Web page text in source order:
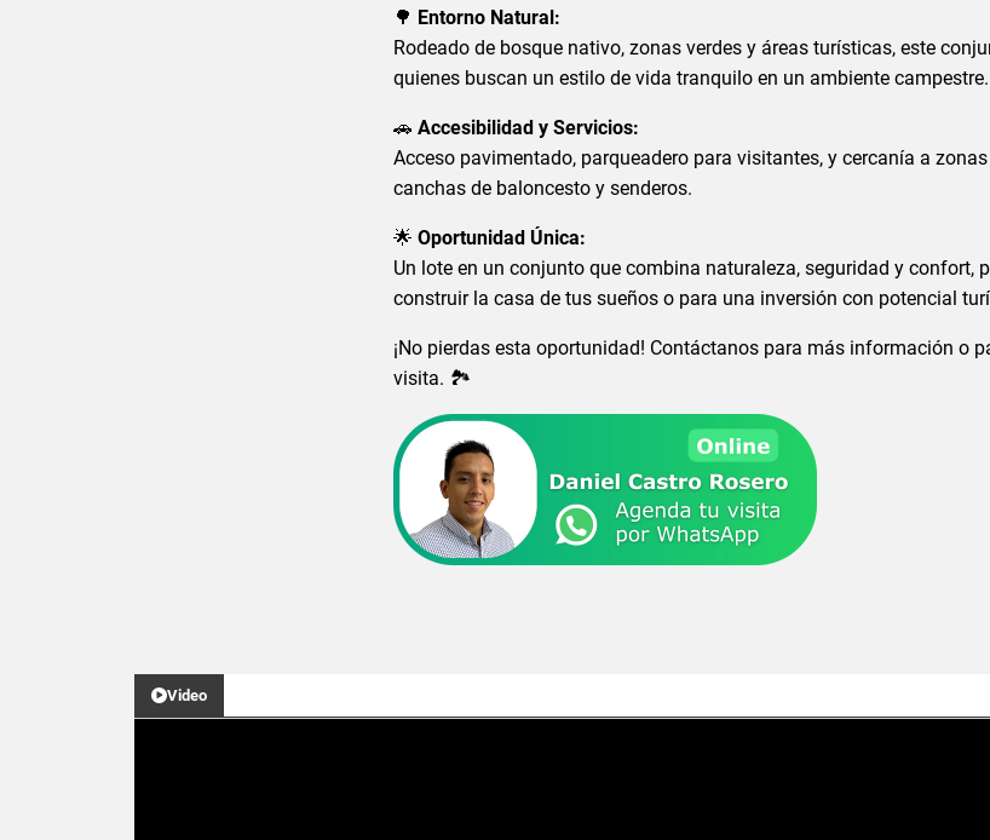
🌳 Entorno Natural:
Rodeado de bosque nativo, zonas verdes y áreas turísticas, este
quienes buscan un estilo de vida tranquilo en un ambiente campestre.
🚗Accesibilidad y Servicios:
Acceso pavimentado, parqueadero para visitantes, y cercanía a
canchas de baloncesto y senderos.
🌟Oportunidad Única:
Un lote en un conjunto que combina naturaleza, seguridad y confort,
construir la casa de tus sueños o para una inversión con potencial
¡No pierdas esta oportunidad! Contáctanos para más información o
visita. 🏞️
Video